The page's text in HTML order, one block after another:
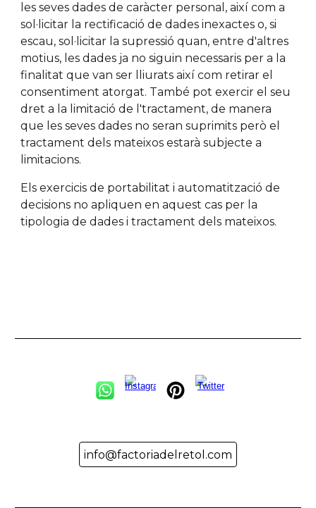
les seves dades de caràcter personal, així com a
sol·licitar la rectificació de dades inexactes o, si
escau, sol·licitar la supressió quan, entre d'altres
motius, les dades ja no siguin necessaris per a la
finalitat que van ser lliurats així com retirar el
consentiment atorgat. També pot exercir el seu
dret a la limitació de l'tractament, de manera
que les seves dades no seran suprimits però el
tractament dels mateixos estarà subjecte a
limitacions.
Els exercicis de portabilitat i automatització de
decisions no apliquen en aquest cas per la
tipologia de dades i tractament dels mateixos.
info@factoriadelretol.com